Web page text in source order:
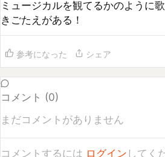
参考になった シェア
コメント (0
まだコメントがありません
コメントするにはログイン してくださ